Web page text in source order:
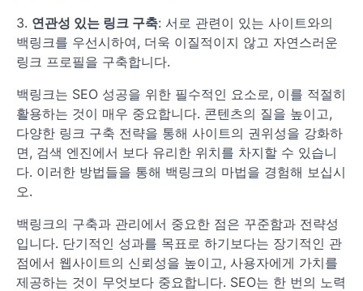
3. 연관성 있는 링크 구축: 서로 관련이 있는 사이트와의
백링크를 우선시하여, 더욱 이질적이지 않고 자연스러운
링크 프로필을 구축합니다.
백링크는 SEO 성공을 위한 필수적인 요소로, 이를 적절히
활용하는 것이 매우 중요합니다. 콘텐츠의 질을 높이고,
다양한 링크 구축 전략을 통해 사이트의 권위성을 강화하
면, 검색 엔진에서 보다 유리한 위치를 차지할 수 있습니
다. 이러한 방법들을 통해 백링크의 마법을 경험해 보십시
오.
백링크의 구축과 관리에서 중요한 점은 꾸준함과 전략성
입니다. 단기적인 성과를 목표로 하기보다는 장기적인 관
점에서 웹사이트의 신뢰성을 높이고, 사용자에게 가치를
제공하는 것이 무엇보다 중요합니다. SEO는 한 번의 노력